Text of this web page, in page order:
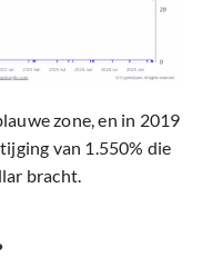
zone, en in 2019
van 1.550% die
bracht.